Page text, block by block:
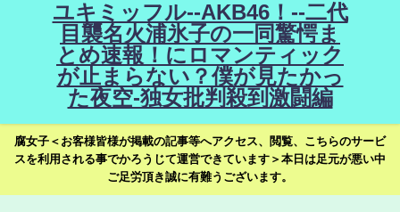
ユキミッフル--AKB46！--二代
目襲名火浦氷子の一同驚愕ま
とめ速報！にロマンティック
が止まらない？僕が見たかっ
た夜空-独女批判殺到激闘編
腐女子＜お客様皆様が掲載の記事等へアクセス、閲覧、こちらのサービ
スを利用される事でかろうじて運営できています＞本日は足元が悪い中
ご足労頂き誠に有難うございます。